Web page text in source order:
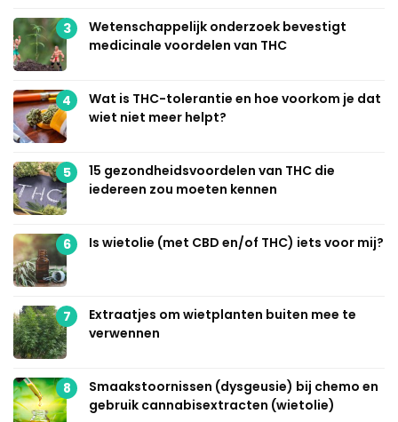
3
Wetenschappelijk onderzoek bevestigt
medicinale voordelen van THC
4
Wat is THC-tolerantie en hoe voorkom je dat
wiet niet meer helpt?
5
15 gezondheidsvoordelen van THC die
iedereen zou moeten kennen
6 Is wietolie (met CBD en/of THC) iets voor mij?
7
Extraatjes om wietplanten buiten mee te
verwennen
8
Smaakstoornissen (dysgeusie) bij chemo en
gebruik cannabisextracten (wietolie)